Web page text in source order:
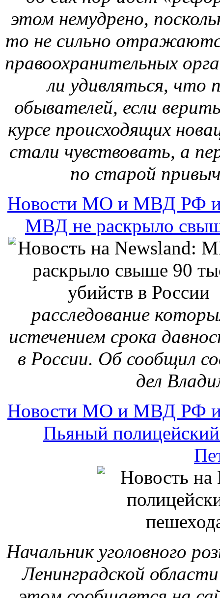
этом немудрено,
то не сильно
правоохранительных
ли удивляться, что
обывателей, если
курсе происходящих
стали чувствовать, а
по старой
Новости МО и МВД РФ
МВД не раскрыло
расследование
истечением срока
в России. Об сообщил
дел
Новости МО и МВД РФ
Пьяный
Начальник уголовного
Ленинградской